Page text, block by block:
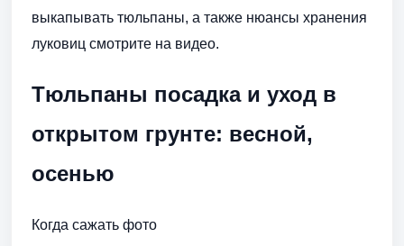
выкапывать тюльпаны, а также нюансы хранения
луковиц смотрите на видео.
Тюльпаны посадка и уход в
открытом грунте: весной,
осенью
Когда сажать фото